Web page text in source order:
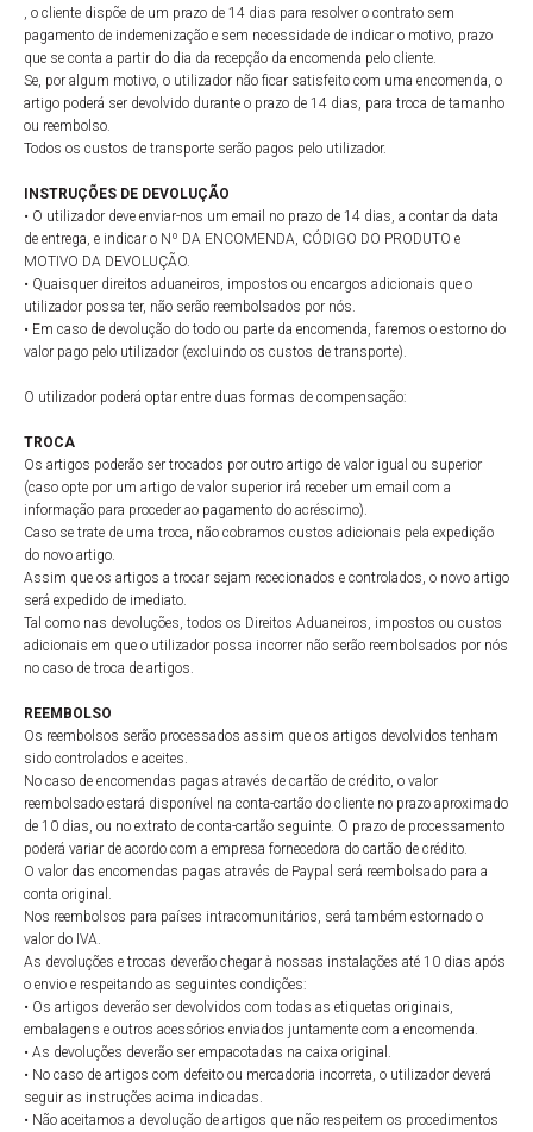
, o cliente dispõe de um prazo de 14 dias para resolver o contrato sem
pagamento de indemenização e sem necessidade de indicar o motivo, prazo
que se conta a partir do dia da recepção da encomenda pelo cliente.
Se, por algum motivo, o utilizador não ficar satisfeito com uma encomenda, o
artigo poderá ser devolvido durante o prazo de 14 dias, para troca de tamanho
ou reembolso.
Todos os custos de transporte serão pagos pelo utilizador.
INSTRUÇÕES DE DEVOLUÇÃO
• O utilizador deve enviar-nos um email no prazo de 14 dias, a contar da data
de entrega, e indicar o Nº DA ENCOMENDA, CÓDIGO DO PRODUTO e
MOTIVO DA DEVOLUÇÃO.
• Quaisquer direitos aduaneiros, impostos ou encargos adicionais que o
utilizador possa ter, não serão reembolsados por nós.
• Em caso de devolução do todo ou parte da encomenda, faremos o estorno do
valor pago pelo utilizador (excluindo os custos de transporte).
O utilizador poderá optar entre duas formas de compensação:
TROCA
Os artigos poderão ser trocados por outro artigo de valor igual ou superior
(caso opte por um artigo de valor superior irá receber um email com a
informação para proceder ao pagamento do acréscimo).
Caso se trate de uma troca, não cobramos custos adicionais pela expedição
do novo artigo.
Assim que os artigos a trocar sejam rececionados e controlados, o novo artigo
será expedido de imediato.
Tal como nas devoluções, todos os Direitos Aduaneiros, impostos ou custos
adicionais em que o utilizador possa incorrer não serão reembolsados por nós
no caso de troca de artigos.
REEMBOLSO
Os reembolsos serão processados assim que os artigos devolvidos tenham
sido controlados e aceites.
No caso de encomendas pagas através de cartão de crédito, o valor
reembolsado estará disponível na conta-cartão do cliente no prazo aproximado
de 10 dias, ou no extrato de conta-cartão seguinte. O prazo de processamento
poderá variar de acordo com a empresa fornecedora do cartão de crédito.
O valor das encomendas pagas através de Paypal será reembolsado para a
conta original.
Nos reembolsos para países intracomunitários, será também estornado o
valor do IVA.
As devoluções e trocas deverão chegar à nossas instalações até 10 dias após
o envio e respeitando as seguintes condições:
• Os artigos deverão ser devolvidos com todas as etiquetas originais,
embalagens e outros acessórios enviados juntamente com a encomenda.
• As devoluções deverão ser empacotadas na caixa original.
• No caso de artigos com defeito ou mercadoria incorreta, o utilizador deverá
seguir as instruções acima indicadas.
• Não aceitamos a devolução de artigos que não respeitem os procedimentos